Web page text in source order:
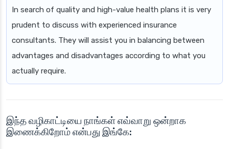
In search of quality and high-value health plans it is very
prudent to discuss with experienced insurance
consultants. They will assist you in balancing between
advantages and disadvantages according to what you
actually require.
இந்த வழிகாட்டியை நாங்கள் எவ்வாறு ஒன்றாக
இணைக்கிறோம் என்பது இங்கே: